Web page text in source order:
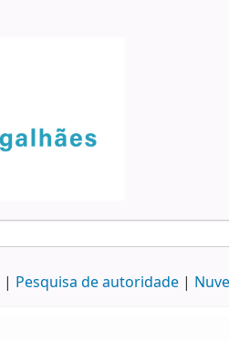
Pesquisa de autoridade